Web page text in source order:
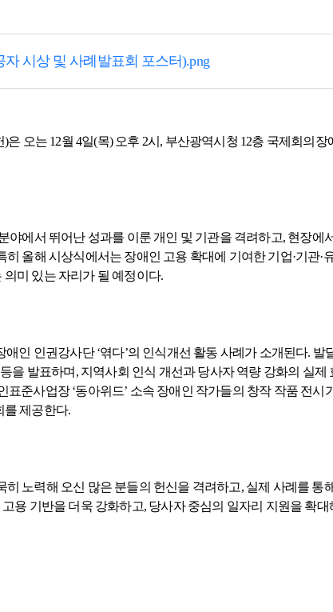
시상 및 사례발표회 포스터).png
오는 12월 4일(목) 오후 2시, 부산광역시청 12층 국제회의장
야에서 뛰어난 성과를 이룬 개인 및 기관을 격려하고, 현장에
올해 시상식에서는 장애인 고용 확대에 기여한 기업·기관·
미 있는 자리가 될 예정이다.
인 인권강사단 ‘엮다’의 인식개선 활동 사례가 소개된다.
을 발표하며, 지역사회 인식 개선과 당사자 역량 강화의 실
준사업장 ‘동아위드’ 소속 장애인 작가들의 창작 작품 전시
를 제공한다.
노력해 오신 많은 분들의 헌신을 격려하고, 실제 사례를 통
용 기반을 더욱 강화하고, 당사자 중심의 일자리 지원을 확대